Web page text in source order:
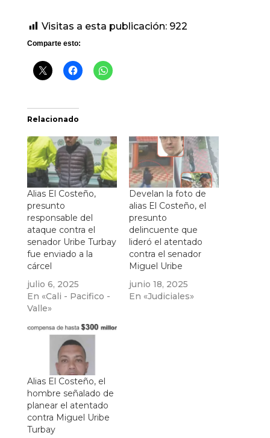
Visitas a esta publicación: 922
Comparte esto:
Relacionado
Alias El Costeño,
presunto
responsable del
ataque contra el
senador Uribe Turbay
fue enviado a la
cárcel
julio 6, 2025
En «Cali - Pacifico -
Valle»
Develan la foto de
alias El Costeño, el
presunto
delincuente que
lideró el atentado
contra el senador
Miguel Uribe
junio 18, 2025
En «Judiciales»
Alias El Costeño, el
hombre señalado de
planear el atentado
contra Miguel Uribe
Turbay